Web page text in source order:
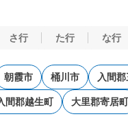
さ行 た行 な行
朝霞市 桶川市 入間
間郡越生町 大里郡寄居